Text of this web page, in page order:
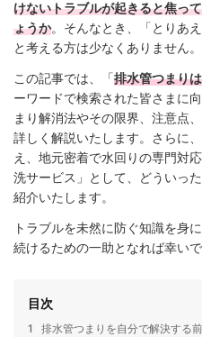
けないトラブルが起きると焦っ
ょうか。そんなとき、「とりあ
と考える方は少なくありません。
この記事では、「排水管つまり
ーワードで検索された皆さまに
まり解消法やその限界、注意点
詳しく解説いたします。さらに
え、地元密着で水回りの専門対
洗サービス」として、どういっ
紹介いたします。
トラブルを未然に防ぐ知識を身
続けるための一助となれば幸いで
目次
1 排水管つまりを自分で解決する